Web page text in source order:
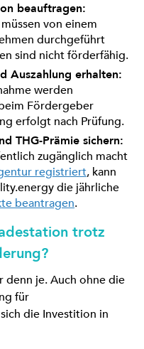
beauftragen:
von einem
durchgeführt
sind nicht förderfähig.
Auszahlung erhalten:
werden
Fördergeber
erfolgt nach Prüfung.
THG-Prämie sichern:
zugänglich macht
registriert, kann
die jährliche
beantragen.
trotz
denn je. Auch ohne die
für
die Investition in